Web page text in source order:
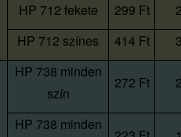
HP 712 fekete 299 Ft
HP 712 színes
414 Ft
HP 738 minden
szín
272 Ft
HP 738 minden